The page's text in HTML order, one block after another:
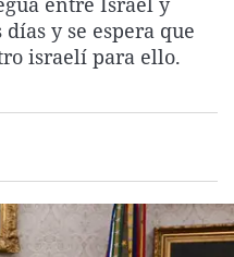
La rosa de los vientos
Gente viajera
Caso
Retornados
Extremadura
Galicia
Virales
Televisión
y se espera que
israelí para ello.